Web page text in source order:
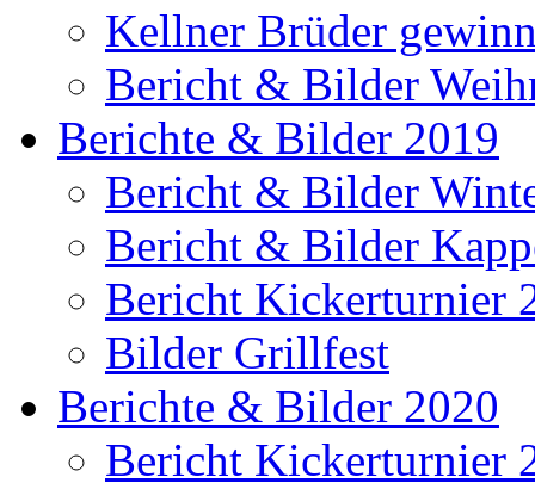
Kellner Brüder
Bericht & Bilder
Berichte & Bilder 2019
Bericht & Bilder
Bericht & Bilder
Bericht Kickerturnier
Bilder Grillfest
Berichte & Bilder 2020
Bericht Kickerturnier